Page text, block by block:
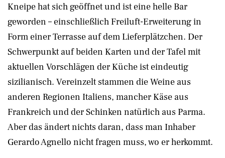
Kneipe hat sich geöffnet und ist eine helle Bar
geworden – einschließlich Freiluft-Erweiterung in
Form einer Terrasse auf dem Lieferplätzchen. Der
Schwerpunkt auf beiden Karten und der Tafel mit
aktuellen Vorschlägen der Küche ist eindeutig
sizilianisch. Vereinzelt stammen die Weine aus
anderen Regionen Italiens, mancher Käse aus
Frankreich und der Schinken natürlich aus Parma.
Aber das ändert nichts daran, dass man Inhaber
Gerardo Agnello nicht fragen muss, wo er herkommt.